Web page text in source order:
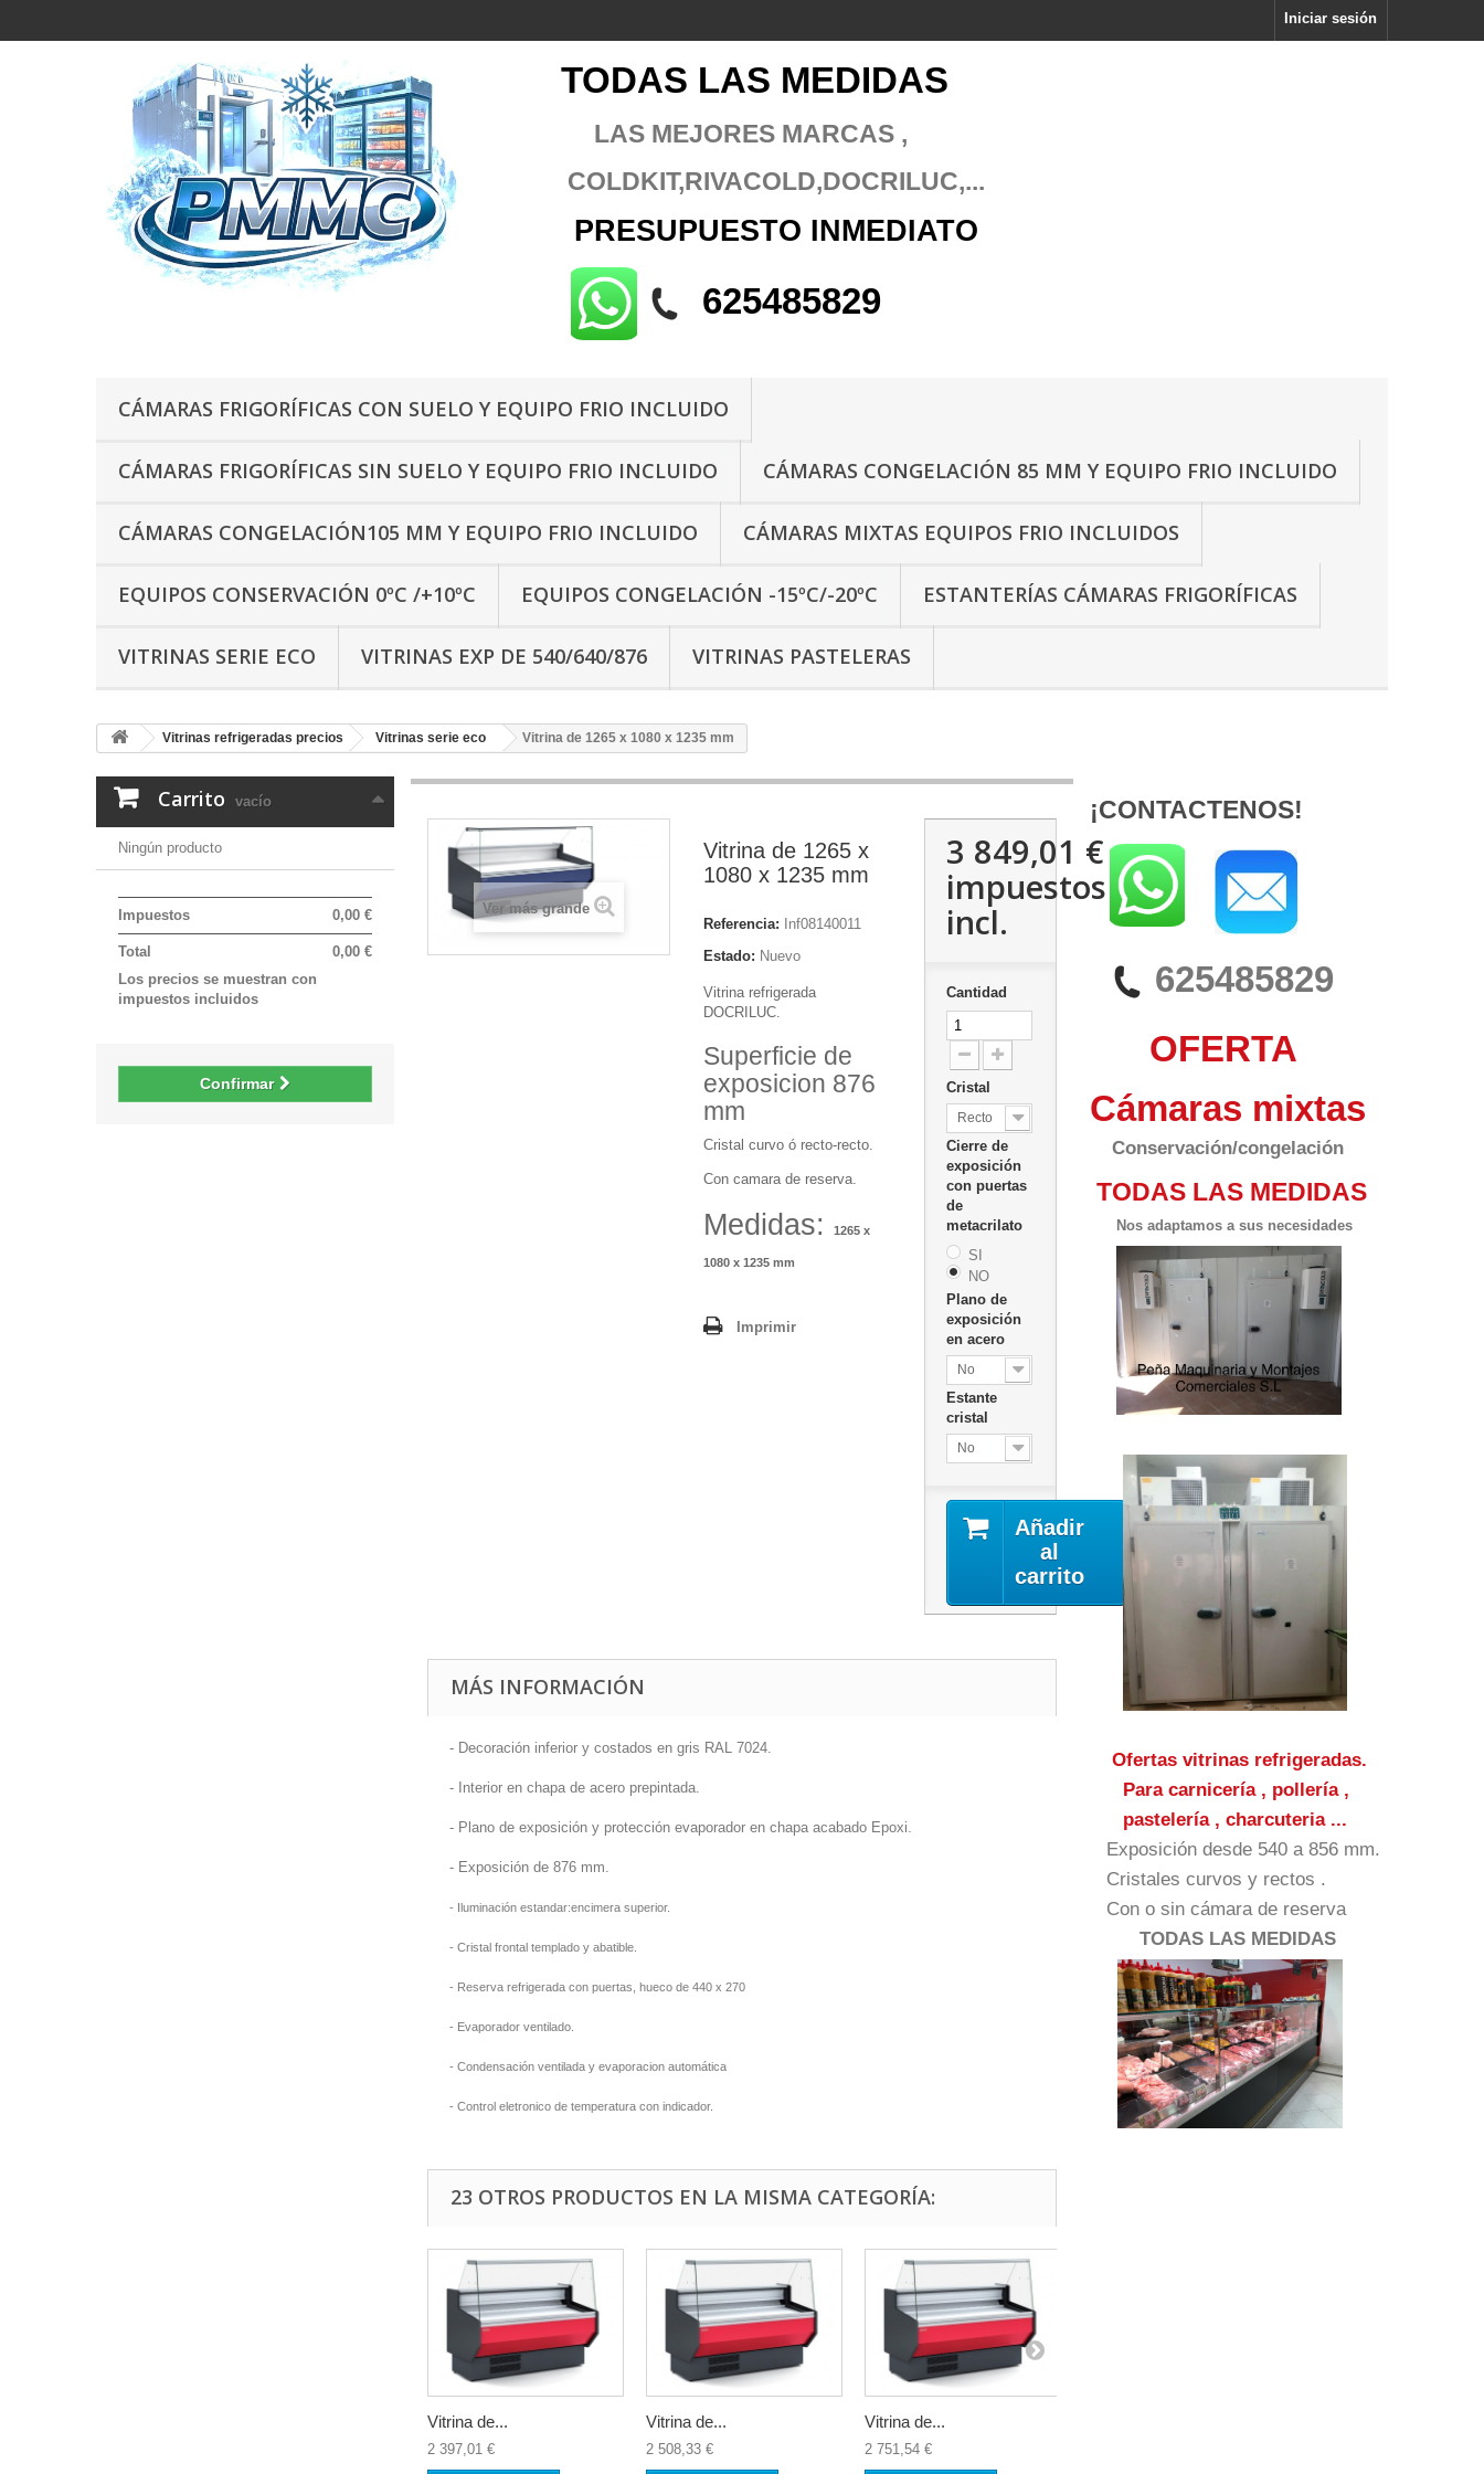
Iniciar sesión
TODAS LAS MEDIDAS
LAS MEJORES MARCAS ,
COLDKIT,RIVACOLD,DOCRILUC,...
PRESUPUESTO INMEDIATO
625485829
CÁMARAS FRIGORÍFICAS CON SUELO Y EQUIPO FRIO INCLUIDO
CÁMARAS FRIGORÍFICAS SIN SUELO Y EQUIPO FRIO INCLUIDO CÁMARAS CONGELACIÓN 85 MM Y EQUIPO FRIO INCLUIDO
CÁMARAS CONGELACIÓN105 MM Y EQUIPO FRIO INCLUIDO CÁMARAS MIXTAS EQUIPOS FRIO INCLUIDOS
EQUIPOS CONSERVACIÓN 0ºC /+10ºC EQUIPOS CONGELACIÓN -15ºC/-20ºC ESTANTERÍAS CÁMARAS FRIGORÍFICAS
VITRINAS SERIE ECO VITRINAS EXP DE 540/640/876 VITRINAS PASTELERAS
Vitrinas refrigeradas precios Vitrinas serie eco Vitrina de 1265 x 1080 x 1235 mm
Carrito vacío
Ningún producto
0,00 €
Impuestos
0,00 €
Total
Los precios se muestran con
impuestos incluidos
Confirmar
Ver más grande
Vitrina de 1265 x
1080 x 1235 mm
Referencia:
Inf08140011
Estado: Nuevo
Vitrina refrigerada
DOCRILUC.
Superficie de
exposicion 876
mm
Cristal curvo ó recto-recto.
Con camara de reserva.
Medidas: 1265 x
1080 x 1235 mm
Imprimir
3 849,01 €
impuestos
incl.
Cantidad
Cristal
Recto
Cierre de
exposición
con puertas
de
metacrilato
SI
NO
Plano de
exposición
en acero
No
Estante
cristal
No
Añadir
al
carrito
MÁS INFORMACIÓN
- Decoración inferior y costados en gris RAL 7024.
- Interior en chapa de acero prepintada.
- Plano de exposición y protección evaporador en chapa acabado Epoxi.
- Exposición de 876 mm.
- Iluminación estandar:encimera superior.
- Cristal frontal templado y abatible.
- Reserva refrigerada con puertas, hueco de 440 x 270
- Evaporador ventilado.
- Condensación ventilada y evaporacion automática
- Control eletronico de temperatura con indicador.
23 OTROS PRODUCTOS EN LA MISMA CATEGORÍA:
Vitrina de...
2 397,01 €
Vitrina de...
2 508,33 €
Vitrina de...
2 751,54 €
¡CONTACTENOS!
625485829
OFERTA
Cámaras mixtas
Conservación/congelación
TODAS LAS MEDIDAS
Nos adaptamos a sus necesidades
Ofertas vitrinas refrigeradas.
Para carnicería , pollería ,
pastelería , charcuteria ...
Exposición desde 540 a 856 mm.
Cristales curvos y rectos .
Con o sin cámara de reserva
TODAS LAS MEDIDAS